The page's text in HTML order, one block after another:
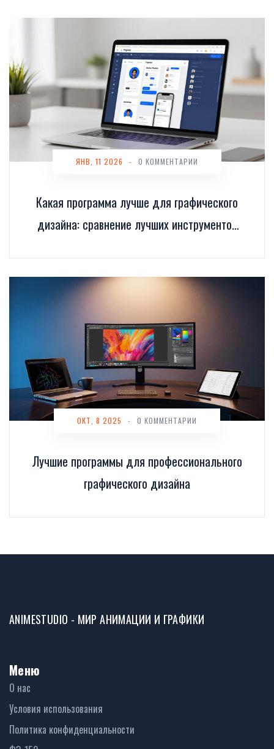
Какая программа лучше для графического
дизайна: сравнение лучших инструментов
ЯНВ, 11 2026 - 0 КОММЕНТАРИИ
Лучшие программы для профессионального
графического дизайна
ОКТ, 8 2025 - 0 КОММЕНТАРИИ
ANIMESTUDIO - МИР АНИМАЦИИ И ГРАФИКИ
Меню
О нас
Условия использования
Политика конфиденциальности